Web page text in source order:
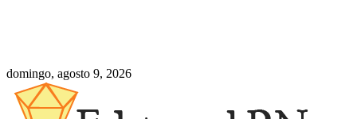
domingo, agosto 9, 2026